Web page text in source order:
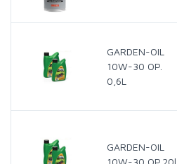
GARDEN-OIL
10W-30 OP.
0,6L
GARDEN-OIL
10W-30 OP.20l